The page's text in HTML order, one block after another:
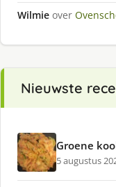
Wilmie over
Nieuwste
Groene
5 augustus